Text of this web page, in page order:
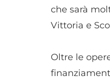
che sarà
Vittoria e
Oltre le